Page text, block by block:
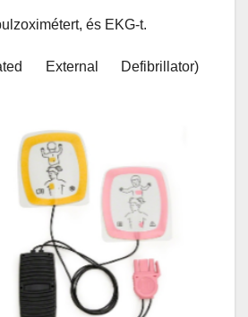
és EKG-t.
External Defibrillator)